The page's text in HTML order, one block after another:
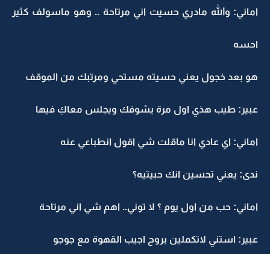
اماني: والله مادري حسيت اني مرتاحة .. وهو ماسولف كثير
احسه
هو بعد خجول يعني حسيته مستحي ومرتبك من الموقف
عبير: طيب هذي اول مرة يشوفك ويجلس معاكِ فيها
اماني: اي عادي انا ماقلت شي اقول انطباعي عنه
ندى: يعني تحسين انك حبيتيه؟
اماني: حب من اول يوم ؟ لا توني.. اهم شي اني مرتاحة
عبير: استني لاتكملين بروح اجيب القهوة مع جوجو